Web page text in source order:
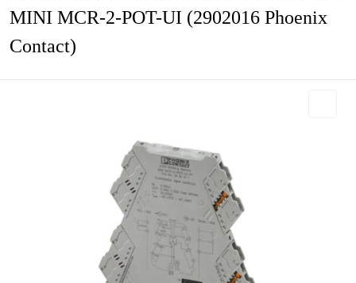
MINI MCR-2-POT-UI (2902016 Phoenix
Contact)